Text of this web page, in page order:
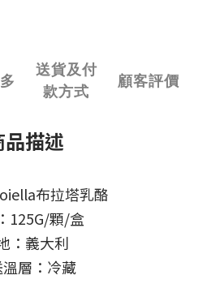
送貨及付
款方式
顧客評價
品描述
布拉塔乳酪
125G/顆/盒
：義大利
層：冷藏